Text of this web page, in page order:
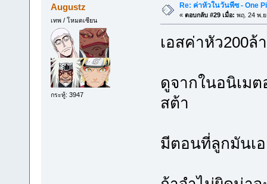
Augustz
เทพ / โหมดเซียน
กระทู้: 3947
Re: ค่าหัวในวันพีซ - One
« ตอบกลับ #29 เมื่อ: พฤ. 24 พ.ย
เอสค่าหัว200ล้
ดูจากในอนิเม
สต้า
มีตอนที่ลูกมันเ